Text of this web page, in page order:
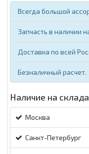
Всегда большой
Запчасть в наличии
Доставка по всей
Безналичный расчет.
Наличие на
Москва
Санкт-Петербург